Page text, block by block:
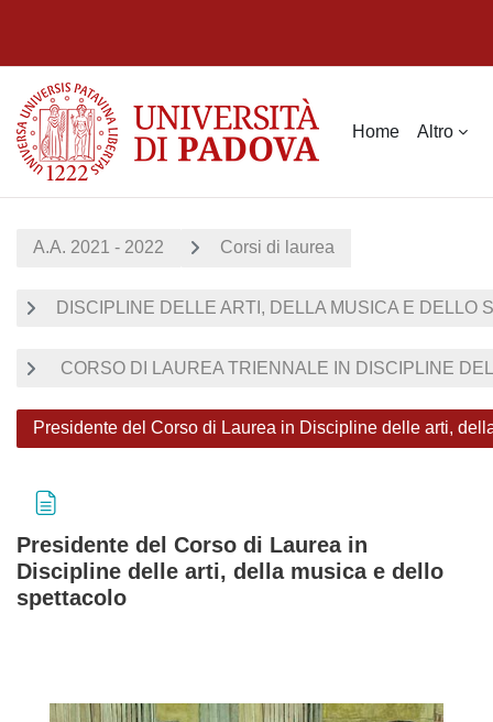
Home Altro
A.A. 2021 - 2022 Corsi di laurea
DISCIPLINE DELLE ARTI, DELLA MUSICA E DELLO
CORSO DI LAUREA TRIENNALE IN DISCIPLINE
Presidente del Corso di Laurea in Discipline delle arti,
Presidente del Corso di Laurea in
Discipline delle arti, della musica e dello
spettacolo